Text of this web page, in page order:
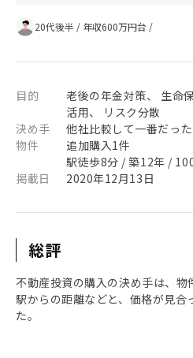
20代後半 / 年収600万円台 /
目的
老後の年金対策、 生命
活用、 リスク分散
決め手
他社比較して一番だっ
物件
追加購入1件
駅徒歩8分 / 築12年 /
掲載日
2020年12月13日
総評
不動産投資の購入の決め手は、物
駅からの距離などと、価格が見合
た。